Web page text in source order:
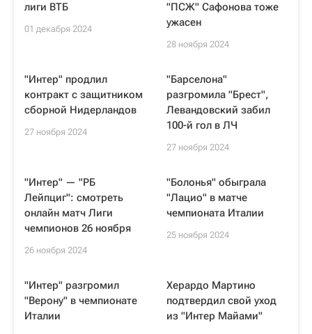
лиги ВТБ
01 декабря 2024
"ПСЖ" Сафонова тоже
ужасен
28 ноября 2024
"Интер" продлил
контракт с защитником
сборной Нидерландов
27 ноября 2024
"Барселона"
разгромила "Брест",
Левандовский забил
100-й гол в ЛЧ
27 ноября 2024
"Интер" — "РБ
Лейпциг": смотреть
онлайн матч Лиги
чемпионов 26 ноября
26 ноября 2024
"Болонья" обыграла
"Лацио" в матче
чемпионата Италии
25 ноября 2024
"Интер" разгромил
"Верону" в чемпионате
Италии
Херардо Мартино
подтвердил свой уход
из "Интер Майами"